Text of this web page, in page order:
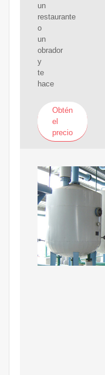
un
restaurante
o
un
obrador
y
te
hace
Obtén
el
precio